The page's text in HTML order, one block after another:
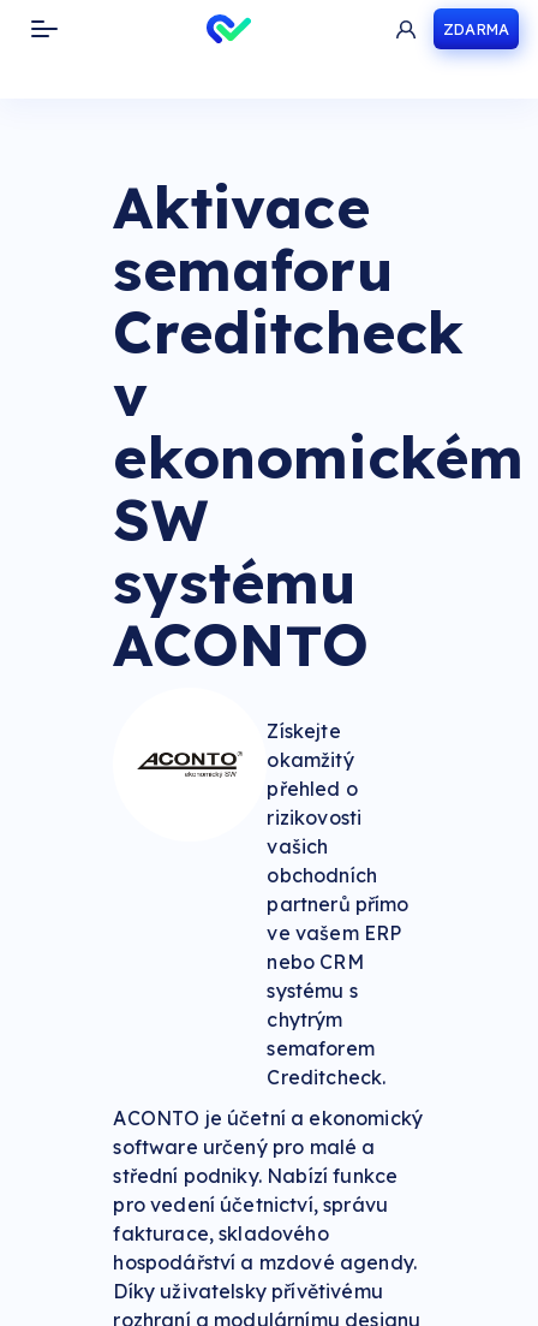
Toggle navigation ZDARMA
Aktivace
semaforu
Creditcheck
v
ekonomickém
SW
systému
ACONTO
Získejte
okamžitý
přehled o
rizikovosti
vašich
obchodních
partnerů přímo
ve vašem ERP
nebo CRM
systému s
chytrým
semaforem
Creditcheck.
ACONTO je účetní a ekonomický
software určený pro malé a
střední podniky. Nabízí funkce
pro vedení účetnictví, správu
fakturace, skladového
hospodářství a mzdové agendy.
Díky uživatelsky přívětivému
rozhraní a modulárnímu designu